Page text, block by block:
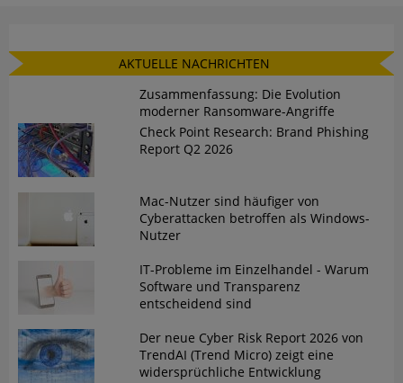
AKTUELLE NACHRICHTEN
Zusammenfassung: Die Evolution
moderner Ransomware-Angriffe
Check Point Research: Brand Phishing
Report Q2 2026
Mac-Nutzer sind häufiger von
Cyberattacken betroffen als Windows-
Nutzer
IT-Probleme im Einzelhandel - Warum
Software und Transparenz
entscheidend sind
Der neue Cyber Risk Report 2026 von
TrendAI (Trend Micro) zeigt eine
widersprüchliche Entwicklung